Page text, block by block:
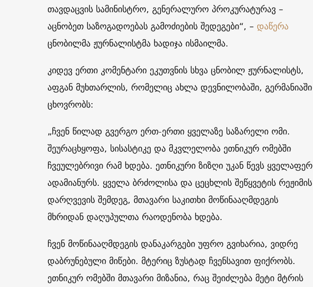
თავდაცვის სამინისტრო, გენერალურო პროკურატურავ –
აცნობეთ საზოგადოებას გამოძიების შედეგები“, – დაწერა
ცნობილმა ჟურნალისტმა ხადიჯა ისმაილმა.
კიდევ ერთი კომენტარი ეკუთვნის სხვა ცნობილ ჟურნალისტს,
აფგან მუხთარლის, რომელიც ახლა დევნილობაში, გერმანიაში
ცხოვრობს:
„ჩვენ წილად გვერგო ერთ-ერთი ყველაზე საზარელი ომი.
შეურაცხყოფა, სისასტიკე და მკვლელობა ეთნიკურ ომებში
ჩვეულებრივი რამ ხდება. ეთნიკური ზიზღი უკან წევს ყველაფერ
ადამიანურს. ყველა ბრძოლისა და ცეცხლის შეწყვეტის რეჟიმის
დარღვევის შემდეგ, მთავარი საკითხი მოწინააღმდეგის
მხრიდან დაღუპულთა რაოდენობა ხდება.
ჩვენ მოწინააღმდეგის დანაკარგები უფრო გვიხარია, ვიდრე
დაბრუნებული მიწები. მტერიც ზუსტად ჩვენსავით ფიქრობს.
ეთნიკურ ომებში მთავარი მიზანია, რაც შეიძლება მეტი მტრის